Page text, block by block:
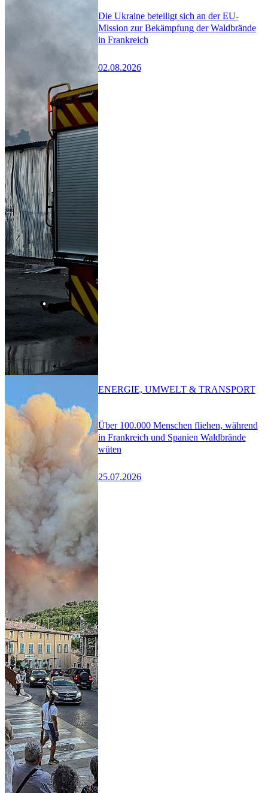
Die Ukraine beteiligt sich an der EU-
Mission zur Bekämpfung der Waldbrände
in Frankreich
02.08.2026
Über 100.000 Menschen fliehen, während
in Frankreich und Spanien Waldbrände
wüten
25.07.2026
ENERGIE, UMWELT & TRANSPORT